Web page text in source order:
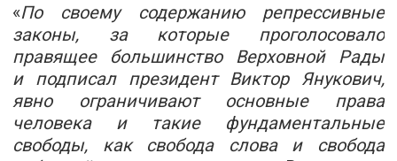
«По своему содержанию репрессивные
законы, за которые проголосовало
правящее большинство Верховной Рады
и подписал президент Виктор Янукович,
явно ограничивают основные права
человека и такие фундаментальные
свободы, как свобода слова и свобода